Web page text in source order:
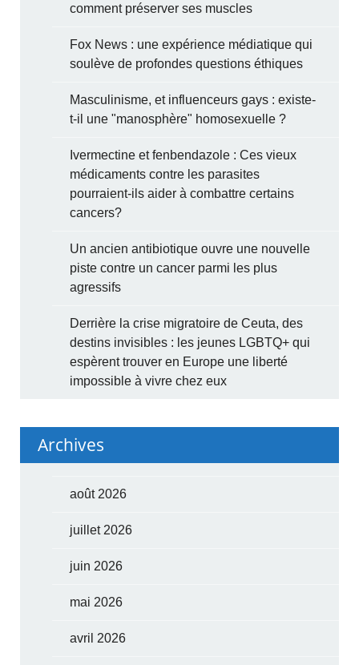
comment préserver ses muscles
Fox News : une expérience médiatique qui
soulève de profondes questions éthiques
Masculinisme, et influenceurs gays : existe-
t-il une "manosphère" homosexuelle ?
Ivermectine et fenbendazole : Ces vieux
médicaments contre les parasites
pourraient-ils aider à combattre certains
cancers?
Un ancien antibiotique ouvre une nouvelle
piste contre un cancer parmi les plus
agressifs
Derrière la crise migratoire de Ceuta, des
destins invisibles : les jeunes LGBTQ+ qui
espèrent trouver en Europe une liberté
impossible à vivre chez eux
Archives
août 2026
juillet 2026
juin 2026
mai 2026
avril 2026